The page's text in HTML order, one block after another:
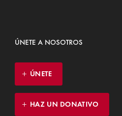
ÚNETE A NOSOTROS
ÚNETE
HAZ UN DONATIVO